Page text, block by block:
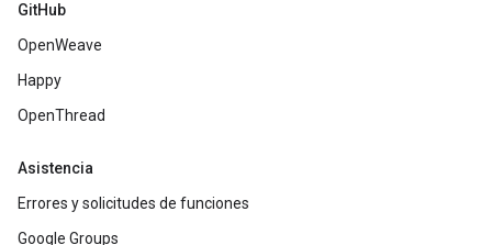
GitHub
OpenWeave
Happy
OpenThread
Asistencia
Errores y solicitudes de funciones
Google Groups